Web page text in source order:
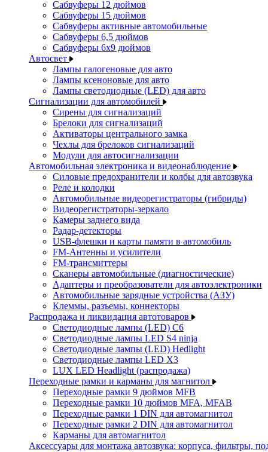
Сабвуферы 12 дюймов
Сабвуферы 15 дюймов
Сабвуферы активные автомобильные
Сабвуферы 6,5 дюймов
Сабвуферы 6x9 дюймов
Автосвет
Лампы галогеновые для авто
Лампы ксеноновые для авто
Лампы светодиодные (LED) для авто
Сигнализации для автомобилей
Сирены для сигнализаций
Брелоки для сигнализаций
Активаторы центрального замка
Чехлы для брелоков сигнализаций
Модули для автосигнализации
Автомобильная электроника и видеонаблюдение
Силовые предохранители и колбы для автозвука
Реле и колодки
Автомобильные видеорегистраторы (гибриды)
Видеорегистраторы-зеркало
Камеры заднего вида
Радар-детекторы
USB-флешки и карты памяти в автомобиль
FM-Антенны и усилители
FM-трансмиттеры
Сканеры автомобильные (диагностические)
Адаптеры и преобразователи для автоэлектроники
Автомобильные зарядные устройства (АЗУ)
Клеммы, разъемы, коннекторы
Распродажа и ликвидация автотоваров
Светодиодные лампы (LED) C6
Светодиодные лампы LED S4 ninja
Светодиодные лампы (LED) Hedlight
Светодиодные лампы LED X3
LUX LED Headlight (распродажа)
Переходные рамки и карманы для магнитол
Переходные рамки 9 дюймов MFB
Переходные рамки 10 дюймов MFA, MFAB
Переходные рамки 1 DIN для автомагнитол
Переходные рамки 2 DIN для автомагнитол
Карманы для автомагнитол
Аксессуары для монтажа автозвука: корпуса, фильтры,